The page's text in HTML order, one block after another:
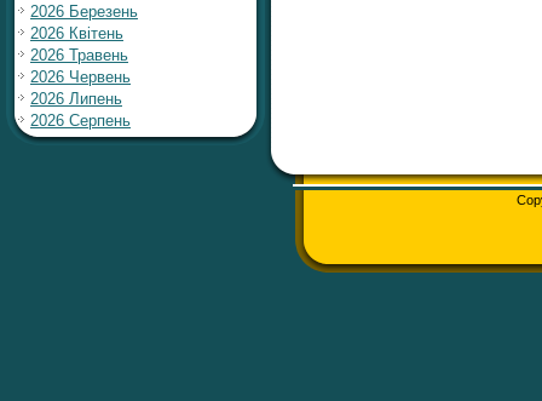
2026 Березень
2026 Квітень
2026 Травень
2026 Червень
2026 Липень
2026 Серпень